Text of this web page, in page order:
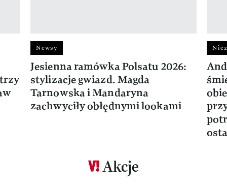
Newsy
Jesienna ramówka Polsatu 2026:
stylizacje gwiazd. Magda
Tarnowska i Mandaryna
zachwyciły obłędnymi lookami
Akcje